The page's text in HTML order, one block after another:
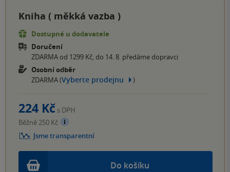
Kniha ( měkká vazba )
Dostupné u dodavatele
Doručení
ZDARMA od 1299 Kč, do 14. 8. předáme dopravci
Osobní odběr
ZDARMA (Vyberte prodejnu )
Do košíku
224 Kč s DPH
Běžně 250 Kč
Jsme transparentní